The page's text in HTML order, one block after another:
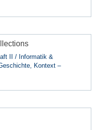
II / Informatik &
Kontext –